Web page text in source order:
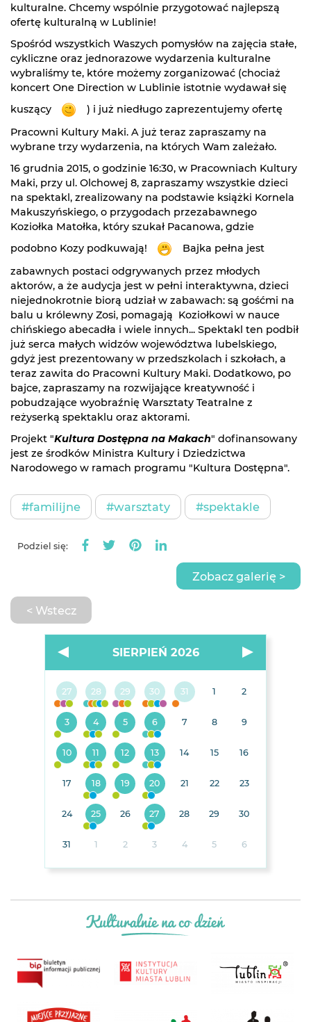
kulturalne. Chcemy wspólnie przygotować najlepszą
ofertę kulturalną w Lublinie!
Spośród wszystkich Waszych pomysłów na zajęcia stałe,
cykliczne oraz jednorazowe wydarzenia kulturalne
wybraliśmy te, które możemy zorganizować (chociaż
koncert One Direction w Lublinie istotnie wydawał się
kuszący
) i już niedługo zaprezentujemy ofertę
Pracowni Kultury Maki. A już teraz zapraszamy na
wybrane trzy wydarzenia, na których Wam zależało.
16 grudnia 2015, o godzinie 16:30, w Pracowniach Kultury
Maki, przy ul. Olchowej 8, zapraszamy wszystkie dzieci
na spektakl, zrealizowany na podstawie książki Kornela
Makuszyńskiego, o przygodach przezabawnego
Koziołka Matołka, który szukał Pacanowa, gdzie
podobno Kozy podkuwają!
Bajka pełna jest
zabawnych postaci odgrywanych przez młodych
aktorów, a że audycja jest w pełni interaktywna, dzieci
niejednokrotnie biorą udział w zabawach: są gośćmi na
balu u królewny Zosi, pomagają Koziołkowi w nauce
chińskiego abecadła i wiele innych... Spektakl ten podbił
już serca małych widzów województwa lubelskiego,
gdyż jest prezentowany w przedszkolach i szkołach, a
teraz zawita do Pracowni Kultury Maki. Dodatkowo, po
bajce, zapraszamy na rozwijające kreatywność i
pobudzające wyobraźnię Warsztaty Teatralne z
reżyserką spektaklu oraz aktorami.
Projekt "Kultura Dostępna na Makach" dofinansowany
jest ze środków Ministra Kultury i Dziedzictwa
Narodowego w ramach programu "Kultura Dostępna".
#familijne #warsztaty #spektakle
Podziel się:
< Wstecz
Zobacz galerię >
SIERPIEŃ 2026
27 28 29 30 31 1 2
3 4 5 6 7 8 9
10 11 12 13 14 15 16
17 18 19 20 21 22 23
24 25 26 27 28 29 30
31 1 2 3 4 5 6